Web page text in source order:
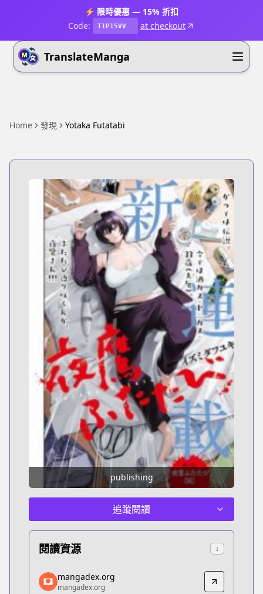
⚡ 限時優惠 — 15% 折扣
Code:
T1P15VV at checkout
TranslateManga
Home 發現 Yotaka Futatabi
publishing
追蹤閱讀
閱讀資源 ↓
mangadex.org
mangadex.org
mangadex.org
mangadex.org